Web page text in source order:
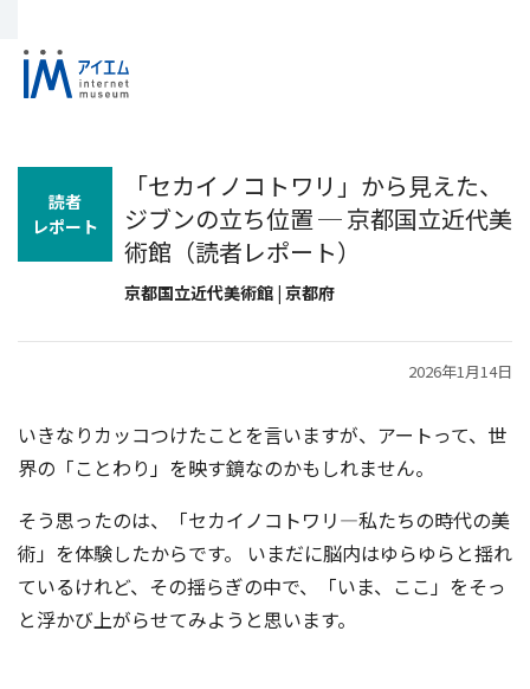
読者
レポート
「セカイノコトワリ」から見えた、
ジブンの立ち位置 ─ 京都国立近代美
術館（読者レポート）
京都国立近代美術館 | 京都府
2026年1月14日
いきなりカッコつけたことを言いますが、アートって、世
界の「ことわり」を映す鏡なのかもしれません。
そう思ったのは、「セカイノコトワリ―私たちの時代の美
術」を体験したからです。 いまだに脳内はゆらゆらと揺れ
ているけれど、その揺らぎの中で、「いま、ここ」をそっ
と浮かび上がらせてみようと思います。